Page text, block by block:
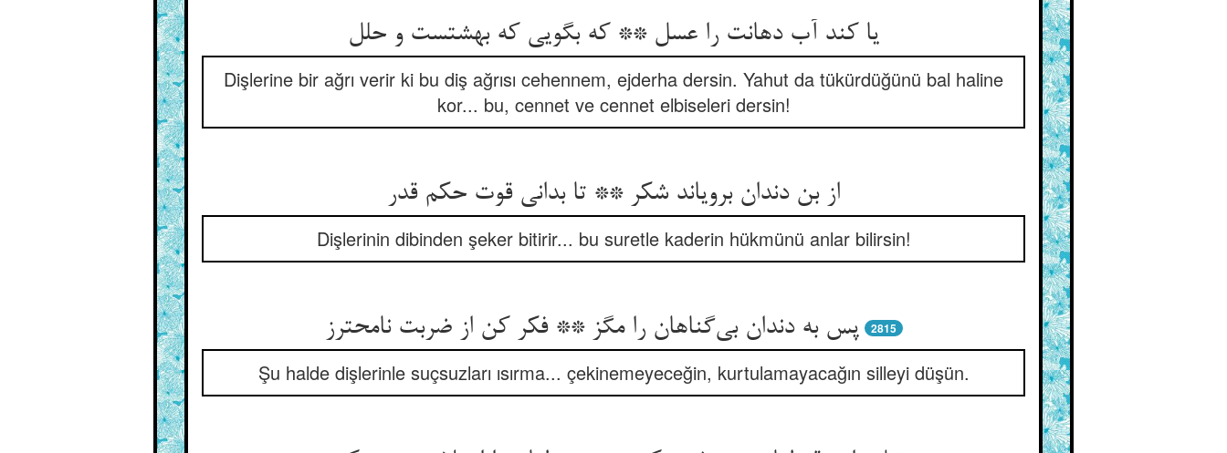
یا کند آب دهانت را عسل ** که بگویی که بهشتست و حلل
Dişlerine bir ağrı verir ki bu diş ağrısı cehennem, ejderha dersin. Yahut da tükürdüğünü bal haline
kor... bu, cennet ve cennet elbiseleri dersin!
از بن دندان برویاند شکر ** تا بدانی قوت حکم قدر
Dişlerinin dibinden şeker bitirir... bu suretle kaderin hükmünü anlar bilirsin!
پس به دندان بی‌گناهان را مگز ** فکر کن از ضربت نامحترز 2815
Şu halde dişlerinle suçsuzları ısırma... çekinemeyeceğin, kurtulamayacağın silleyi düşün.